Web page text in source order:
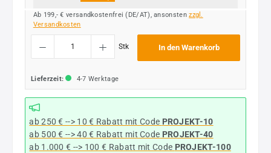
Ab 199,- € versandkostenfrei (DE/AT), ansonstenzzgl.
Versandkosten
Produkt Anzahl: Gib den gewünschten Wert ein oder benutze die Schaltflächen um
Stk In den Warenkorb
Lieferzeit: 4-7 Werktage
ab 250 € --> 10 € Rabatt mit Code PROJEKT-10
ab 500 € --> 40 € Rabatt mit Code PROJEKT-40
ab 1.000 € --> 100 € Rabatt mit Code PROJEKT-100